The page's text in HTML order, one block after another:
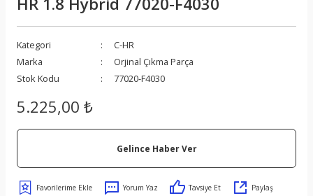
Kategori
C-HR
Marka
Orjinal Çıkma Parça
Stok Kodu
77020-F4030
5.225,00 ₺
Gelince Haber Ver
Yorum Yaz Tavsiye Et Paylaş